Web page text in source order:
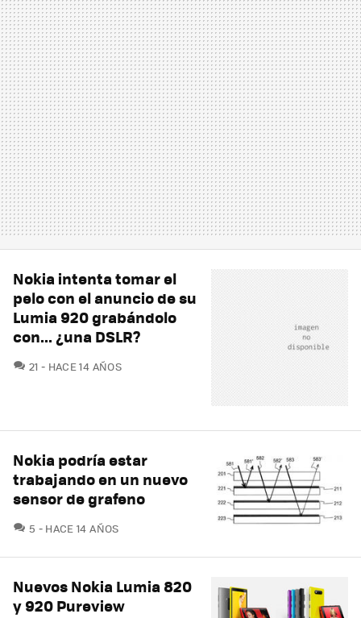
Nokia intenta tomar el
pelo con el anuncio de su
Lumia 920 grabándolo
con... ¿una DSLR?
21 COMENTARIOS
HACE 14 AÑOS
Nokia podría estar
trabajando en un nuevo
sensor de grafeno
5 COMENTARIOS
HACE 14 AÑOS
Nuevos Nokia Lumia 820
y 920 Pureview